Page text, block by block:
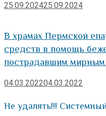
25.09.202425.09.2024
В храмах Пермской
средств в помощь
пострадавшим
04.03.202204.03.2022
Не удалять!!! Системный